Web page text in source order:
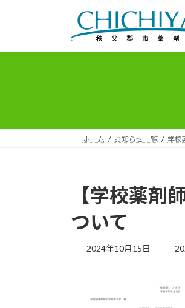
ン
ー
ホーム お知らせ一覧 学校
【学校薬剤
ついて
2024年10月15日
最
日